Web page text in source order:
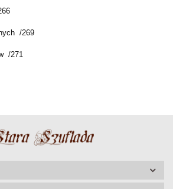
/269
/271